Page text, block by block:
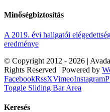
Minőségbiztosítás
A 2019. évi hallgatói
eredménye
© Copyright 2012 - 2026 |
Rights Reserved | Powered by
FacebookRssXVimeoInstagram
Toggle Sliding Bar Area
Keresés